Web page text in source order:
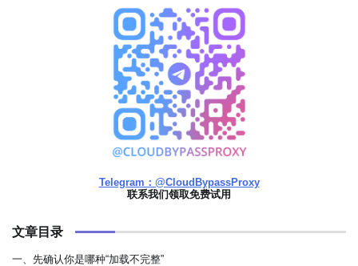
Telegram：@CloudBypassProxy
联系我们领取免费试用
文章目录
一、先确认你是哪种“加载不完整”